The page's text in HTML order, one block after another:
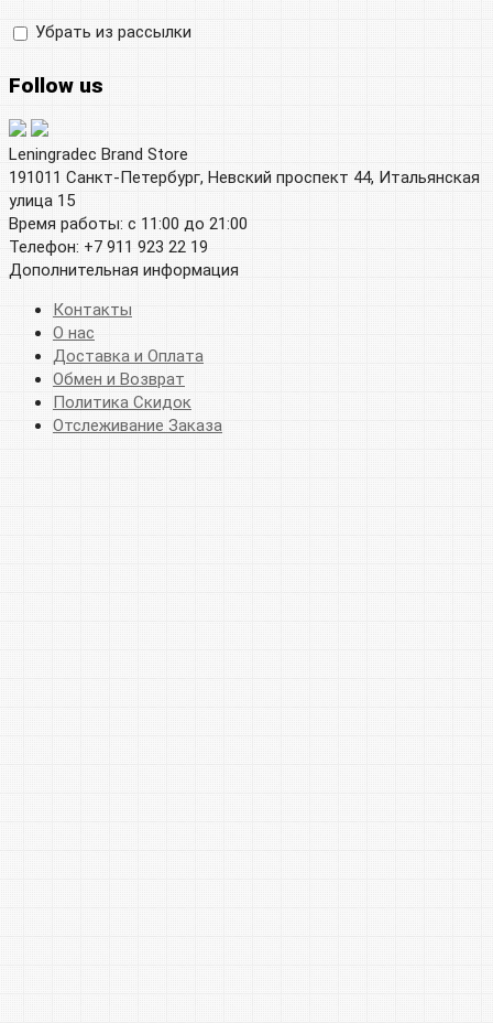
Убрать из рассылки
Follow us
Leningradec Brand Store
191011 Санкт-Петербург, Невский проспект 44, Итальянская
улица 15
Время работы: с 11:00 до 21:00
Телефон: +7 911 923 22 19
Дополнительная информация
Контакты
О нас
Доставка и Оплата
Обмен и Возврат
Политика Скидок
Отслеживание Заказа